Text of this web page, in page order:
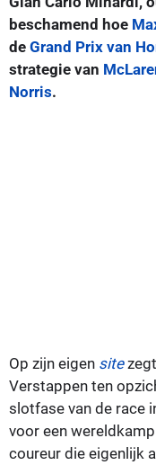
beschamend hoe
de Grand Prix van
strategie van
Norris.
Op zijn eigen site
Verstappen ten
slotfase van de race
voor een
coureur die eigenlijk